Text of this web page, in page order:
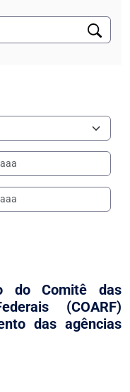
do Comitê das
(COARF)
das agências